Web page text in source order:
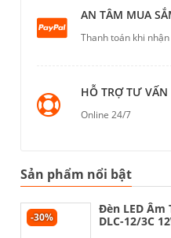
AN TÂM MUA
Thanh toán khi
HỖ TRỢ TƯ VẤN
Online 24/7
Sản phẩm nổi bật
-30%
Đèn LED Âm
DLC-12/3C